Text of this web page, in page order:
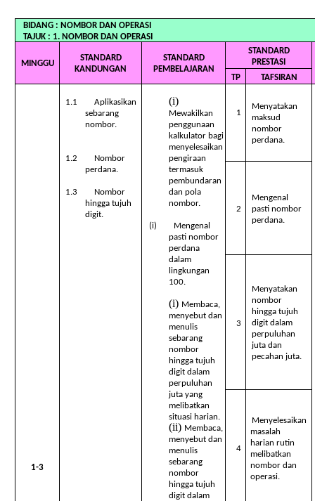
BIDANG : NOMBOR DAN
TAJUK : 1. NOMBOR DAN OPERASI
MINGGU
STANDARD
KANDUNGAN
STANDARD
PEMBELAJARAN
STANDARD
PRESTASI
TP
TAFSIRAN
1-3
1.1 Aplikasikan
sebarang
nombor.
1.2 Nombor
perdana.
1.3 Nombor
hingga tujuh
digit.
Mewakilkan
penggunaan
kalkulator bagi
menyelesaikan
pengiraan
termasuk
pembundaran
dan pola
nombor.
(i) Mengenal
pasti nombor
perdana
dalam
lingkungan
100.
Membaca,
menyebut dan
menulis
sebarang
nombor
hingga tujuh
digit dalam
perpuluhan
juta yang
melibatkan
situasi harian.
Membaca,
menyebut dan
menulis
sebarang
nombor
hingga tujuh
digit dalam
1
Menyatakan
maksud
nombor
perdana.
2
Mengenal
pasti nombor
perdana.
3
Menyatakan
nombor
hingga tujuh
digit dalam
perpuluhan
juta dan
pecahan juta.
4
Menyelesaikan
masalah
harian rutin
melibatkan
nombor dan
operasi.